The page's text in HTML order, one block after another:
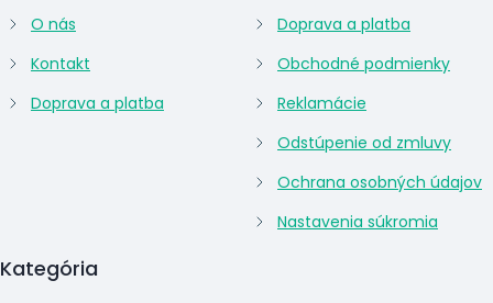
O nás
Kontakt
Doprava a platba
Kategória
Doprava a platba
Obchodné podmienky
Reklamácie
Odstúpenie od zmluvy
Ochrana osobných údajov
Nastavenia súkromia